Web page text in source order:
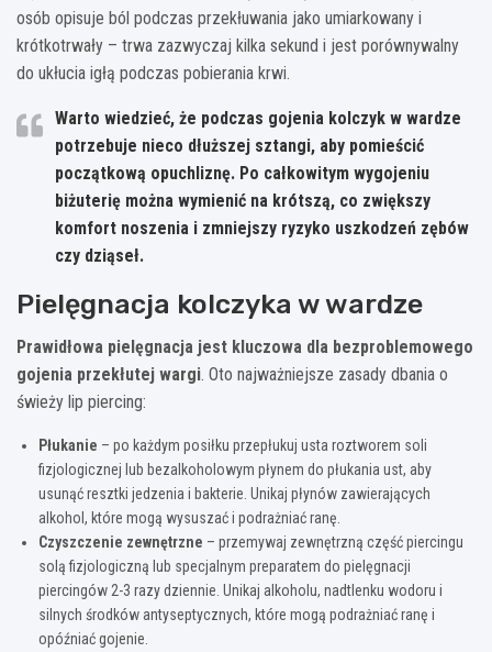
osób opisuje ból podczas przekłuwania jako umiarkowany i
krótkotrwały – trwa zazwyczaj kilka sekund i jest porównywalny
do ukłucia igłą podczas pobierania krwi.
Warto wiedzieć, że podczas gojenia kolczyk w wardze
potrzebuje nieco dłuższej sztangi, aby pomieścić
początkową opuchliznę. Po całkowitym wygojeniu
biżuterię można wymienić na krótszą, co zwiększy
komfort noszenia i zmniejszy ryzyko uszkodzeń zębów
czy dziąseł.
Pielęgnacja kolczyka w wardze
Prawidłowa pielęgnacja jest kluczowa dla bezproblemowego
gojenia przekłutej wargi. Oto najważniejsze zasady dbania o
świeży lip piercing:
Płukanie – po każdym posiłku przepłukuj usta roztworem soli
fizjologicznej lub bezalkoholowym płynem do płukania ust, aby
usunąć resztki jedzenia i bakterie. Unikaj płynów zawierających
alkohol, które mogą wysuszać i podrażniać ranę.
Czyszczenie zewnętrzne – przemywaj zewnętrzną część piercingu
solą fizjologiczną lub specjalnym preparatem do pielęgnacji
piercingów 2-3 razy dziennie. Unikaj alkoholu, nadtlenku wodoru i
silnych środków antyseptycznych, które mogą podrażniać ranę i
opóźniać gojenie.